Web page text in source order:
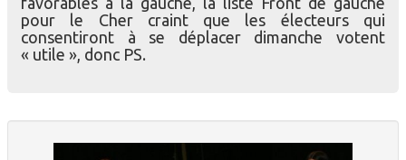
pour le Cher craint que les électeurs qui
consentiront à se déplacer dimanche votent
« utile », donc PS.